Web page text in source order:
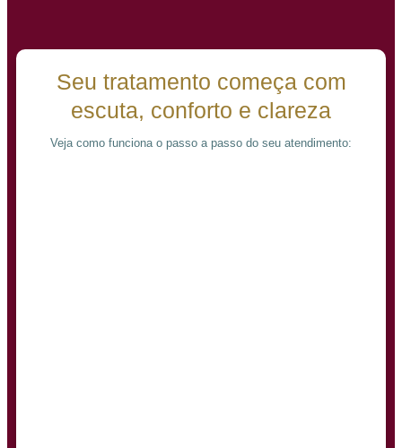
Seu tratamento começa com
escuta, conforto e clareza
Veja como funciona o passo a passo do seu atendimento: